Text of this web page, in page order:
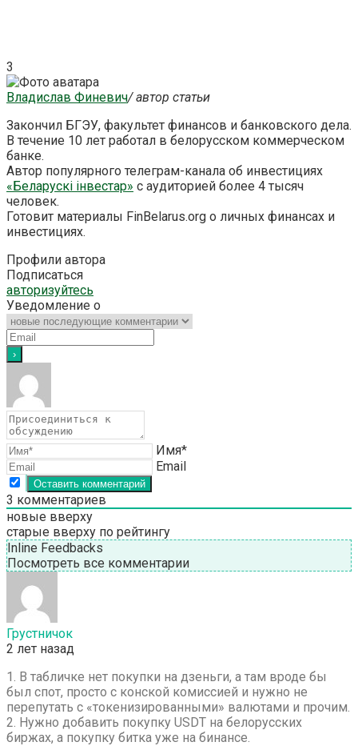
3
Владислав Финевич/ автор статьи
Закончил БГЭУ, факультет финансов и банковского дела.
В течение 10 лет работал в белорусском коммерческом
банке.
Автор популярного телеграм-канала об инвестициях
«Беларускі інвестар» с аудиторией более 4 тысяч
человек.
Готовит материалы FinBelarus.org о личных финансах и
инвестициях.
Профили автора
Подписаться
авторизуйтесь
Уведомление о
Имя*
Email
3 комментариев
новые вверху
старые вверху по рейтингу
Inline Feedbacks
Посмотреть все комментарии
Грустничок
2 лет назад
1. В табличке нет покупки на дзеньги, а там вроде бы
был спот, просто с конской комиссией и нужно не
перепутать с «токенизированными» валютами и прочим.
2. Нужно добавить покупку USDT на белорусских
биржах, а покупку битка уже на бинансе.